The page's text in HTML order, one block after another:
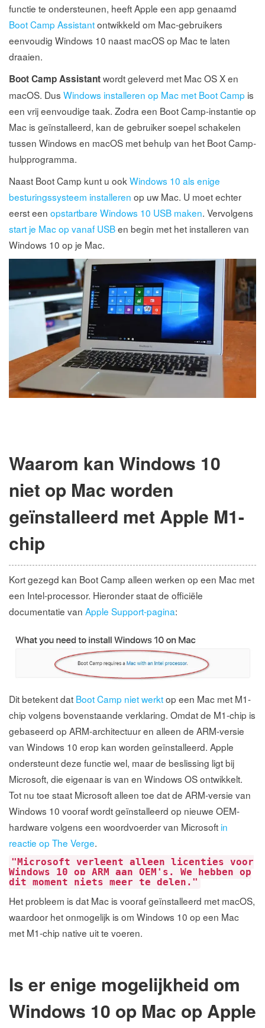
functie te ondersteunen, heeft Apple een app genaamd
Boot Camp Assistantontwikkeld om Mac-gebruikers
eenvoudig Windows 10 naast macOS op Mac te laten
draaien.
Boot Camp Assistantwordt geleverd met Mac OS X en
macOS. Dus Windows installeren op Mac met Boot Camp is
een vrij eenvoudige taak. Zodra een Boot Camp-instantie op
Mac is geïnstalleerd, kan de gebruiker soepel schakelen
tussen Windows en macOS met behulp van het Boot Camp-
hulpprogramma.
Naast Boot Camp kunt u ook Windows 10 als enige
besturingssysteem installeren op uw Mac. U moet echter
eerst een opstartbare Windows 10 USB maken. Vervolgens
start je Mac op vanaf USBen begin met het installeren van
Windows 10 op je Mac.
Waarom kan Windows 10
niet op Mac worden
geïnstalleerd met Apple M1-
chip
Kort gezegd kan Boot Camp alleen werken op een Mac met
een Intel-processor. Hieronder staat de officiële
documentatie van Apple Support-pagina:
Dit betekent dat Boot Camp niet werktop een Mac met M1-
chip volgens bovenstaande verklaring. Omdat de M1-chip is
gebaseerd op ARM-architectuur en alleen de ARM-versie
van Windows 10 erop kan worden geïnstalleerd. Apple
ondersteunt deze functie wel, maar de beslissing ligt bij
Microsoft, die eigenaar is van en Windows OS ontwikkelt.
Tot nu toe staat Microsoft alleen toe dat de ARM-versie van
Windows 10 vooraf wordt geïnstalleerd op nieuwe OEM-
hardware volgens een woordvoerder van Microsoft in
reactie op The Verge.
"Microsoft verleent alleen licenties voor
Windows 10 op ARM aan OEM's. We hebben op
dit moment niets meer te delen."
Het probleem is dat Mac is vooraf geïnstalleerd met macOS,
waardoor het onmogelijk is om Windows 10 op een Mac
met M1-chip native uit te voeren.
Is er enige mogelijkheid om
Windows 10 op Mac op Apple